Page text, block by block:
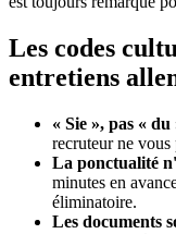
Les codes
entretiens
« Sie », pas « du
recruteur ne
La ponctualité
minutes en
éliminatoire.
Les documents